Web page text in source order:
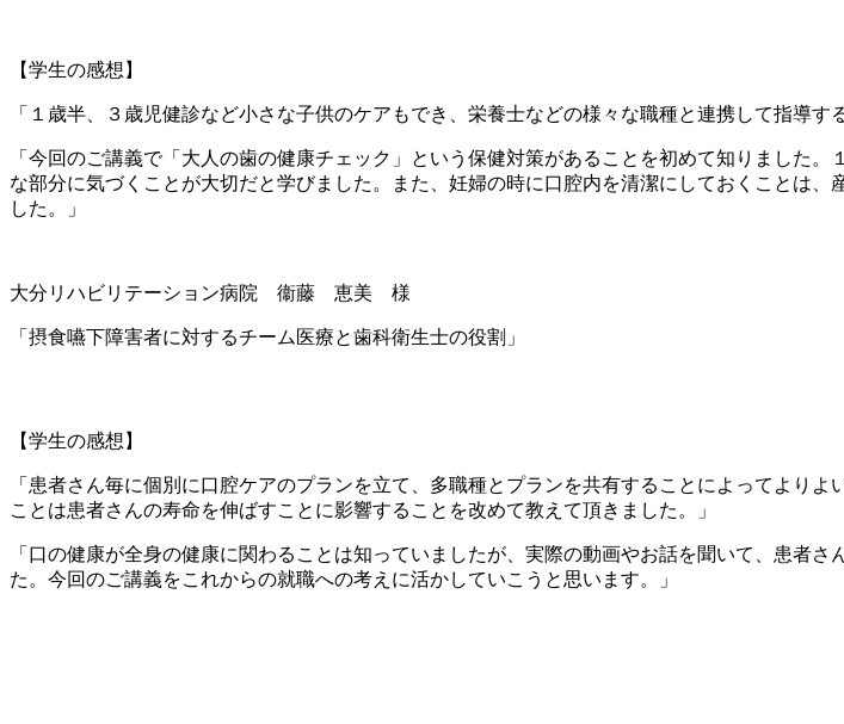
【学生の感想】
「１歳半、３歳児健診など小さな子供のケアもでき、栄養士などの様々な職種と連携して指導す
「今回のご講義で「大人の歯の健康チェック」という保健対策があることを初めて知りました
な部分に気づくことが大切だと学びました。また、妊婦の時に口腔内を清潔にしておくことは
した。」
大分リハビリテーション病院 衞藤 恵美 様
「摂食嚥下障害者に対するチーム医療と歯科衛生士の役割」
【学生の感想】
「患者さん毎に個別に口腔ケアのプランを立て、多職種とプランを共有することによってより
ことは患者さんの寿命を伸ばすことに影響することを改めて教えて頂きました。」
「口の健康が全身の健康に関わることは知っていましたが、実際の動画やお話を聞いて、患者
た。今回のご講義をこれからの就職への考えに活かしていこうと思います。」